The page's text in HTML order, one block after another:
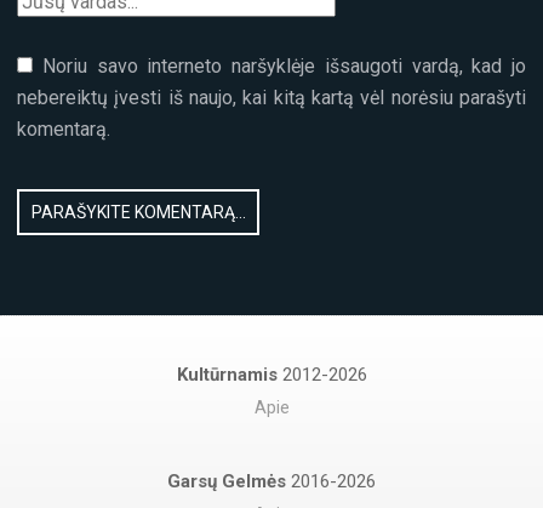
Noriu savo interneto naršyklėje išsaugoti vardą, kad jo
nebereiktų įvesti iš naujo, kai kitą kartą vėl norėsiu parašyti
komentarą.
Kultūrnamis 2012-2026
Apie
Garsų Gelmės 2016-2026